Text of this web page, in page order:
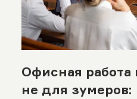
Офисная работа
не для